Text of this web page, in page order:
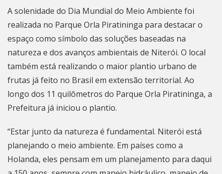
A solenidade do Dia Mundial do Meio Ambiente foi
realizada no Parque Orla Piratininga para destacar o
espaço como símbolo das soluções baseadas na
natureza e dos avanços ambientais de Niterói. O local
também está realizando o maior plantio urbano de
frutas já feito no Brasil em extensão territorial. Ao
longo dos 11 quilômetros do Parque Orla Piratininga, a
Prefeitura já iniciou o plantio.
“Estar junto da natureza é fundamental. Niterói está
planejando o meio ambiente. Em países como a
Holanda, eles pensam em um planejamento para daqui